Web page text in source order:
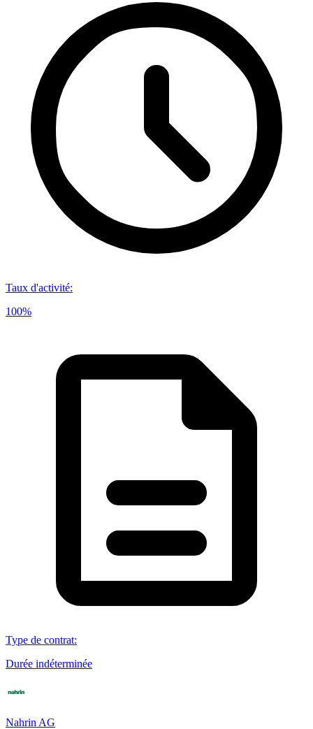
Taux d'activité:
100%
Type de contrat:
Durée indéterminée
Nahrin AG